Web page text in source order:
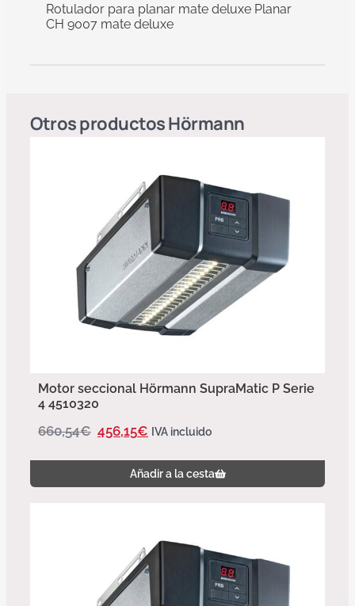
Rotulador para planar mate deluxe Planar
CH 9007 mate deluxe
Otros productosHörmann
Motor seccional Hörmann SupraMatic P Serie
4 4510320
660,54€ 456,15€ IVA incluido
Añadir a la cesta